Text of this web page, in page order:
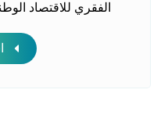
الفقري للاقتصاد